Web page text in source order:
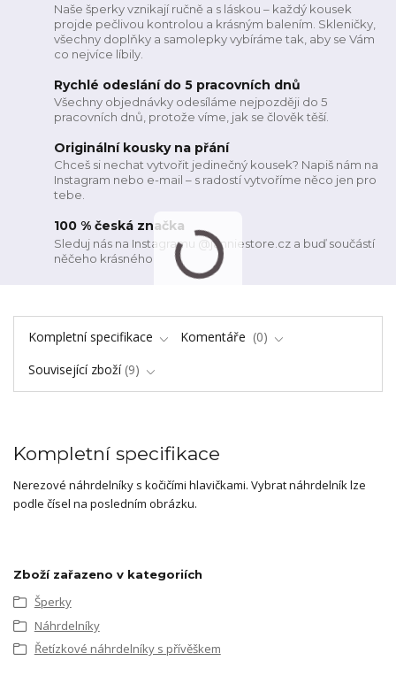
Naše šperky vznikají ručně a s láskou – každý kousek
projde pečlivou kontrolou a krásným balením. Skleničky,
všechny doplňky a samolepky vybíráme tak, aby se Vám
co nejvíce líbily.
Rychlé odeslání do 5 pracovních dnů
Všechny objednávky odesíláme nejpozději do 5
pracovních dnů, protože víme, jak se člověk těší.
Originální kousky na přání
Chceš si nechat vytvořit jedinečný kousek? Napiš nám na
Instagram nebo e-mail – s radostí vytvoříme něco jen pro
tebe.
100 % česká značka
Sleduj nás na Instagramu @janniestore.cz a buď součástí
něčeho krásného
Kompletní specifikace Komentáře
0
Související zboží 9
Kompletní specifikace
Nerezové náhrdelníky s kočičími hlavičkami. Vybrat náhrdelník lze
podle čísel na posledním obrázku.
Zboží zařazeno v kategoriích
Šperky
Náhrdelníky
Řetízkové náhrdelníky s přívěškem